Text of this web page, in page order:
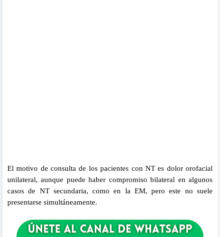
El motivo de consulta de los pacientes con NT es dolor orofacial
unilateral, aunque puede haber compromiso bilateral en algunos
casos de NT secundaria, como en la EM, pero este no suele
presentarse simultáneamente.